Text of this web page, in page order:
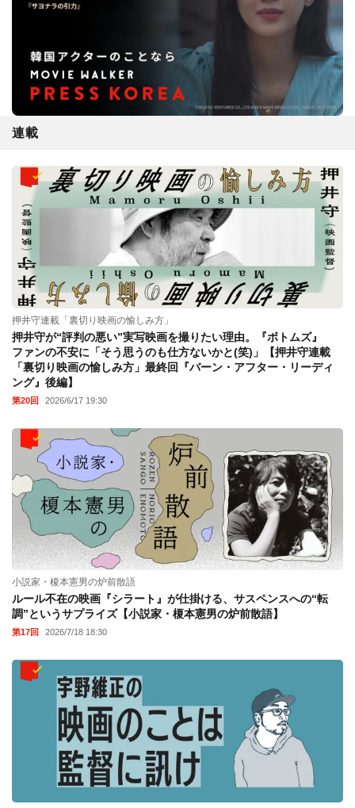
連載
押井守連載「裏切り映画の愉しみ方」
押井守が“評判の悪い”実写映画を撮りたい理由。『ボトムズ』
ファンの不安に「そう思うのも仕方ないかと(笑)」【押井守連載
「裏切り映画の愉しみ方」最終回『バーン・アフター・リーディ
ング』後編】
第20回 2026/6/17 19:30
小説家・榎本憲男の炉前散語
ルール不在の映画『シラート』が仕掛ける、サスペンスへの“転
調”というサプライズ【小説家・榎本憲男の炉前散語】
第17回 2026/7/18 18:30